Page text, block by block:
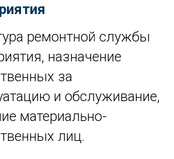
ремонтной службы
назначение
за
и обслуживание,
материально-
лиц.